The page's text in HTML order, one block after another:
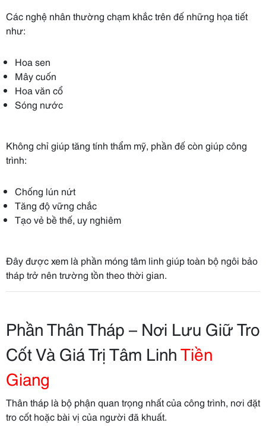
Các nghệ nhân thường chạm khắc trên đế những họa tiết
như:
Hoa sen
Mây cuốn
Hoa văn cổ
Sóng nước
Không chỉ giúp tăng tính thẩm mỹ, phần đế còn giúp công
trình:
Chống lún nứt
Tăng độ vững chắc
Tạo vẻ bề thế, uy nghiêm
Đây được xem là phần móng tâm linh giúp toàn bộ ngôi bảo
tháp trở nên trường tồn theo thời gian.
Phần Thân Tháp – Nơi Lưu Giữ Tro
Cốt Và Giá Trị Tâm LinhTiền
Giang
Thân tháp là bộ phận quan trọng nhất của công trình, nơi đặt
tro cốt hoặc bài vị của người đã khuất.